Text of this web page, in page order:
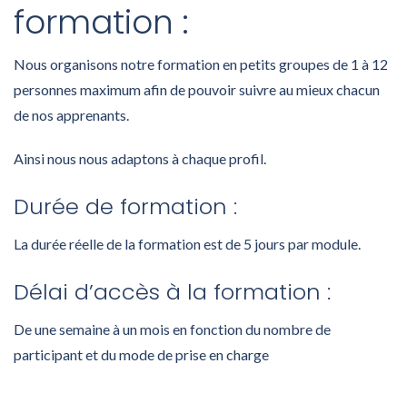
formation :
Nous organisons notre formation en petits groupes de 1 à 12
personnes maximum afin de pouvoir suivre au mieux chacun
de nos apprenants.
Ainsi nous nous adaptons à chaque profil.
Durée de formation :
La durée réelle de la formation est de 5 jours par module.
Délai d’accès à la formation :
De une semaine à un mois en fonction du nombre de
participant et du mode de prise en charge